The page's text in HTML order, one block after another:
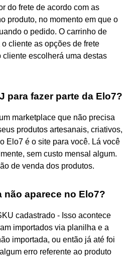
do frete de acordo com as
produto, no momento em que o
o pedido. O carrinho de
cliente as opções de frete
cliente escolherá uma destas
para fazer parte da Elo7?
marketplace que não precisa
produtos artesanais, criativos,
Elo7 é o site para você. Lá você
sem custo mensal algum.
de venda dos produtos.
não aparece no Elo7?
cadastrado - Isso acontece
importados via planilha e a
importada, ou então já até foi
erro referente ao produto